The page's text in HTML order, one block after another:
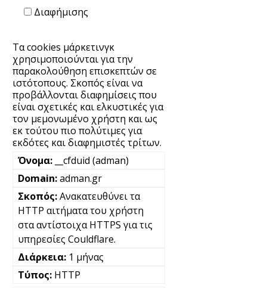
Διαφήμισης
Τα cookies μάρκετινγκ
χρησιμοποιούνται για την
παρακολούθηση επισκεπτών σε
ιστότοπους. Σκοπός είναι να
προβάλλονται διαφημίσεις που
είναι σχετικές και ελκυστικές για
τον μεμονωμένο χρήστη και ως
εκ τούτου πιο πολύτιμες για
εκδότες και διαφημιστές τρίτων.
__cfduid (adman)
adman.gr
Ανακατευθύνει τα
HTTP αιτήματα του χρήστη
στα αντίστοιχα HTTPS για τις
υπηρεσίες Couldflare.
1 μήνας
HTTP